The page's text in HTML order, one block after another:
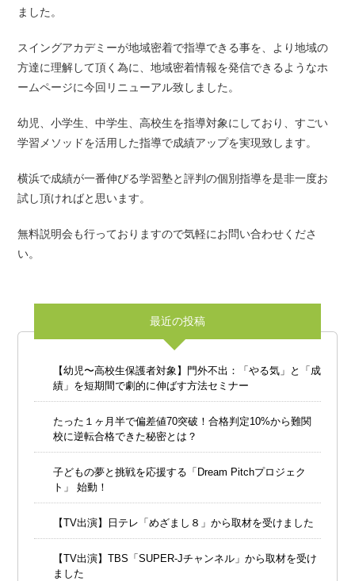
ました。
スイングアカデミーが地域密着で指導できる事を、より地域の
方達に理解して頂く為に、地域密着情報を発信できるようなホ
ームページに今回リニューアル致しました。
幼児、小学生、中学生、高校生を指導対象にしており、すごい
学習メソッドを活用した指導で成績アップを実現致します。
横浜で成績が一番伸びる学習塾と評判の個別指導を是非一度お
試し頂ければと思います。
無料説明会も行っておりますので気軽にお問い合わせくださ
い。
最近の投稿
【幼児〜高校生保護者対象】門外不出：「やる気」と「成
績」を短期間で劇的に伸ばす方法セミナー
たった１ヶ月半で偏差値70突破！合格判定10%から難関
校に逆転合格できた秘密とは？
子どもの夢と挑戦を応援する「Dream Pitchプロジェク
ト」 始動！
【TV出演】日テレ「めざまし８」から取材を受けました
【TV出演】TBS「SUPER-Jチャンネル」から取材を受け
ました